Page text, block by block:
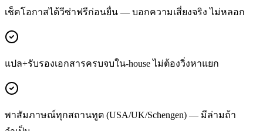
เช็คโอกาสได้วีซ่าฟรีก่อนยื่น — บอกความเสี่ยงจริง ไม่หลอก
แปล+รับรองเอกสารครบจบใน-house ไม่ต้องวิ่งหาแยก
พาสัมภาษณ์ทุกสถานทูต (USA/UK/Schengen) — มีล่ามถ้า